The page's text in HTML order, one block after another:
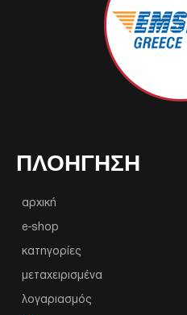
ΠΛΟΉΓΗΣΗ
αρχική
e-shop
κατηγορίες
μεταχειρισμένα
λογαριασμός